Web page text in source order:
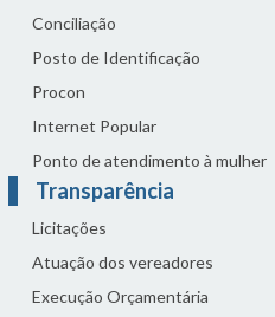
Conciliação
Posto de Identificação
Procon
Internet Popular
Ponto de atendimento à mulher
Transparência
Licitações
Atuação dos vereadores
Execução Orçamentária